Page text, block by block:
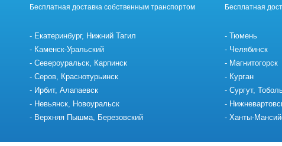
Бесплатная доставка собственным транспортом
Екатеринбург, Нижний Тагил
Каменск-Уральский
Североуральск, Карпинск
Серов, Краснотурьинск
Ирбит, Алапаевск
Невьянск, Новоуральск
Верхняя Пышма, Березовский
Бесплатная
Тюмень
Челябинск
Магнитогорск
Курган
Сургут,
Ханты-